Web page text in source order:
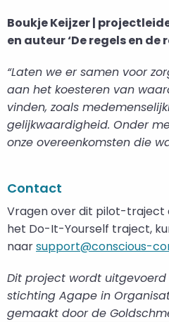
Boukje Keijzer |
en auteur ‘De regels en de
“Laten we er samen voor
aan het koesteren van
vinden, zoals
gelijkwaardigheid. Onder
onze overeenkomsten die
Contact
Vragen over dit pilot-traject
het Do-It-Yourself traject,
naarsupport@conscious-
Dit project wordt
stichting Agape in
gemaakt door de